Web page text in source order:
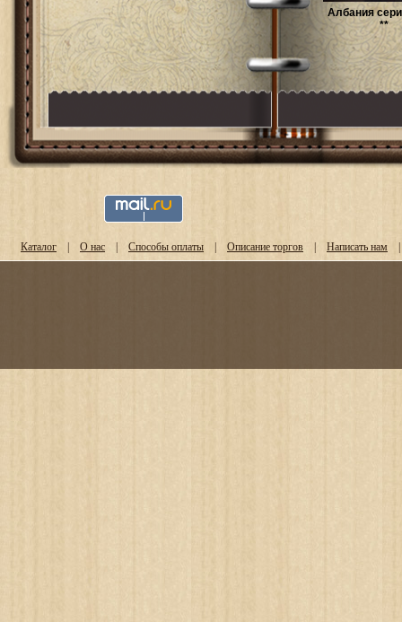
Албания
**
Каталог | О нас | Способы оплаты | Описание торгов | Написать нам |